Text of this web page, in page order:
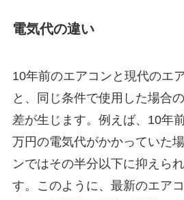
電気代の違い
10年前のエアコンと現代のエ
と、同じ条件で使用した場合
差が生じます。例えば、10年
万円の電気代がかかっていた
ンではその半分以下に抑えら
す。このように、最新のエア